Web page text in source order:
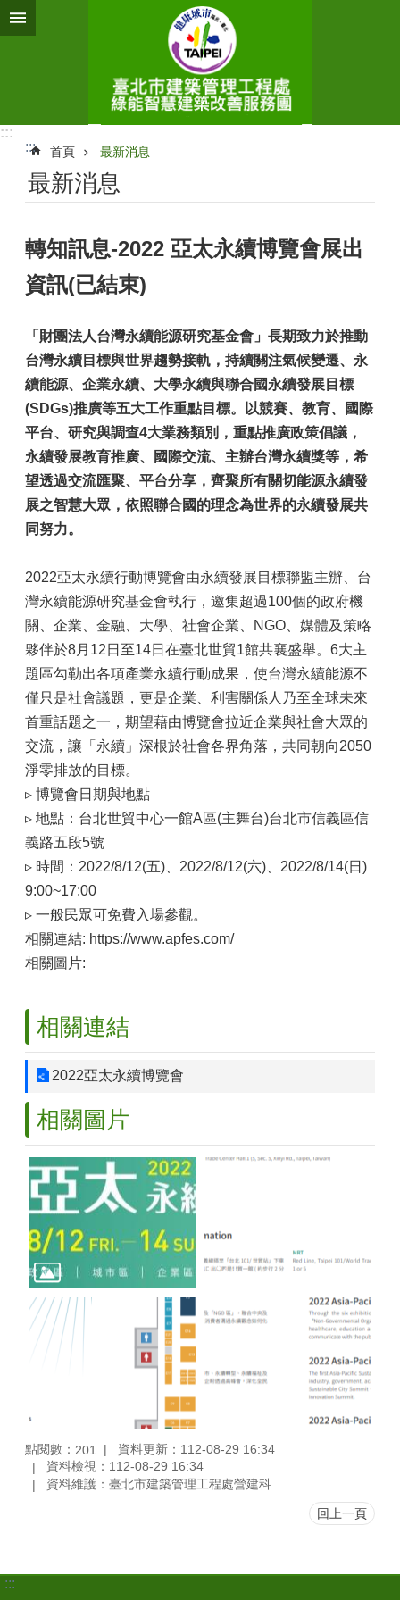
跳到主要內容區塊
:::
:::
首頁 最新消息
最新消息
轉知訊息-2022 亞太永續博覽會展出
資訊(已結束)
「財團法人台灣永續能源研究基金會」長期致力於推動
台灣永續目標與世界趨勢接軌，持續關注氣候變遷、永
續能源、企業永續、大學永續與聯合國永續發展目標
(SDGs)推廣等五大工作重點目標。以競賽、教育、國際
平台、研究與調查4大業務類別，重點推廣政策倡議，
永續發展教育推廣、國際交流、主辦台灣永續獎等，希
望透過交流匯聚、平台分享，齊聚所有關切能源永續發
展之智慧大眾，依照聯合國的理念為世界的永續發展共
同努力。
2022亞太永續行動博覽會由永續發展目標聯盟主辦、台
灣永續能源研究基金會執行，邀集超過100個的政府機
關、企業、金融、大學、社會企業、NGO、媒體及策略
夥伴於8月12日至14日在臺北世貿1館共襄盛舉。6大主
題區勾勒出各項產業永續行動成果，使台灣永續能源不
僅只是社會議題，更是企業、利害關係人乃至全球未來
首重話題之一，期望藉由博覽會拉近企業與社會大眾的
交流，讓「永續」深根於社會各界角落，共同朝向2050
淨零排放的目標。
▹ 博覽會日期與地點
▹ 地點：台北世貿中心一館A區(主舞台)台北市信義區信
義路五段5號
▹ 時間：2022/8/12(五)、2022/8/12(六)、2022/8/14(日)
9:00~17:00
▹ 一般民眾可免費入場參觀。
相關連結: https://www.apfes.com/
相關圖片:
相關連結
2022亞太永續博覽會
相關圖片
點閱數： 201
資料更新：112-08-29 16:34
資料檢視：112-08-29 16:34
資料維護：臺北市建築管理工程處營建科
回上一頁
:::